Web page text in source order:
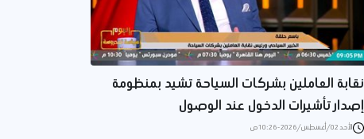
نقابة العاملين بشركات السياحة تشيد بمنظومة
إصدار تأشيرات الدخول عند الوصول
الأحد 02/أغسطس/2026 - 10:26 ص